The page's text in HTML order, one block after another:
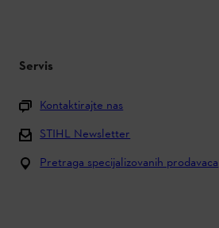
Servis
Kontaktirajte nas
STIHL Newsletter
Pretraga specijalizovanih prodavaca